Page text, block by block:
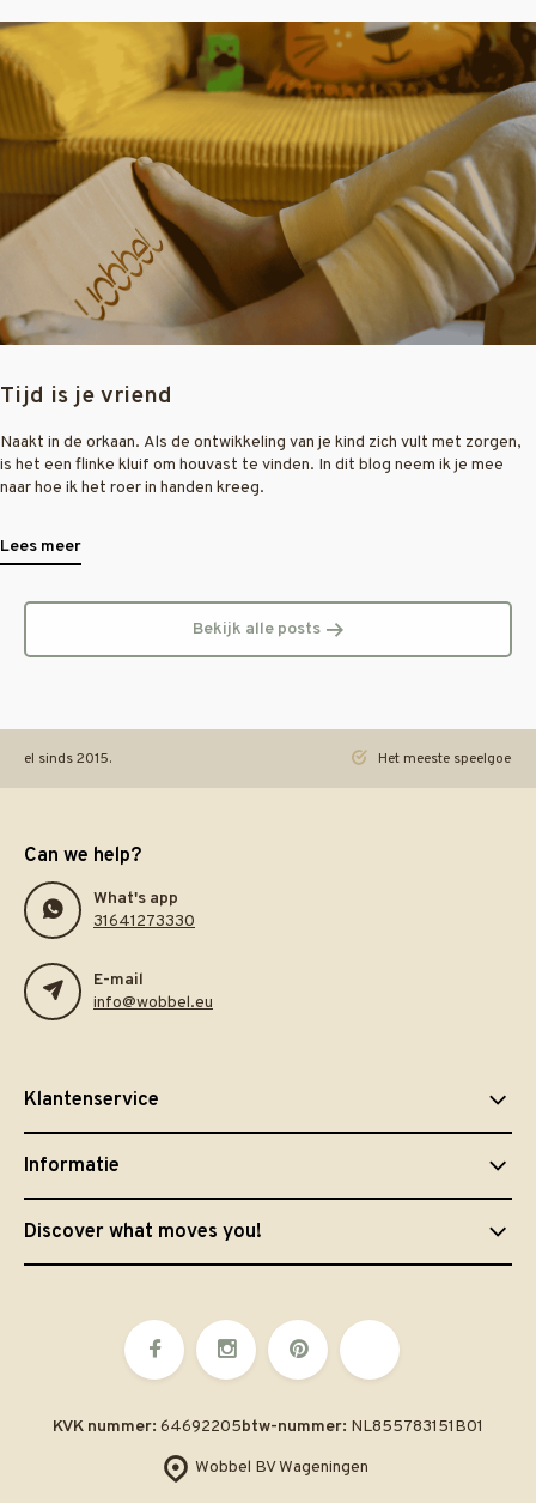
Tijd is je vriend
Naakt in de orkaan. Als de ontwikkeling van je kind zich vult met zorgen,
is het een flinke kluif om houvast te vinden. In dit blog neem ik je mee
naar hoe ik het roer in handen kreeg.
Lees meer
Bekijk alle posts
sinds 2015. Het meeste speelgoed
Can we help?
What's app
31641273330
E-mail
info@wobbel.eu
Klantenservice
Informatie
Discover what moves you!
Wobbel BV Wageningen
KVK nummer: 64692205btw-nummer: NL855783151B01